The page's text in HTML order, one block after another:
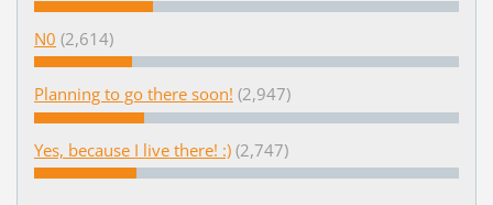
N0 (2,614)
Planning to go there soon! (2,947)
Yes, because I live there! :) (2,747)